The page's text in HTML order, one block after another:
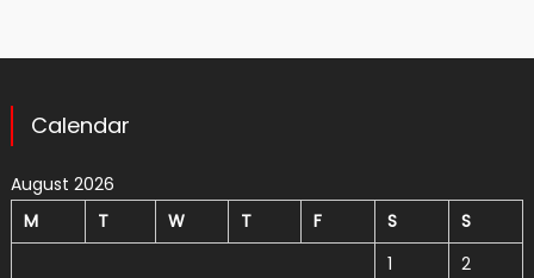
Calendar
August 2026
M
T W T F S
S
1
2